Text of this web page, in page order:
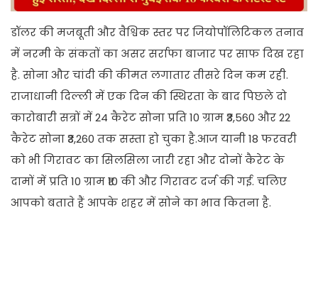
डॉलर की मजबूती और वैश्विक स्तर पर जियोपॉलिटिकल तनाव
में नरमी के संकतों का असर सर्राफा बाजार पर साफ दिख रहा
है. सोना और चांदी की कीमत लगातार तीसरे दिन कम रही.
राजाधानी दिल्ली में एक दिन की स्थिरता के बाद पिछले दो
कारोबारी सत्रों में 24 कैरेट सोना प्रति 10 ग्राम ₹3,560 और 22
कैरेट सोना ₹3,260 तक सस्ता हो चुका है.आज यानी 18 फरवरी
को भी गिरावट का सिलसिला जारी रहा और दोनों कैरेट के
दामों में प्रति 10 ग्राम ₹10 की और गिरावट दर्ज की गई. चलिए
आपको बताते हैं आपके शहर में सोने का भाव कितना है.